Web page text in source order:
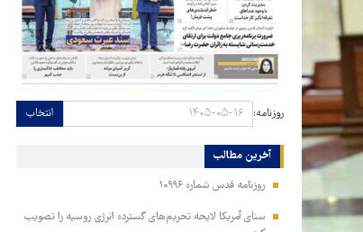
روزنامه: انتخاب
آخرین مطالب
روزنامه قدس شماره ۱۰۹۹۶
سنای آمریکا لایحه تحریم‌های گسترده انرژی روسیه را تصویب